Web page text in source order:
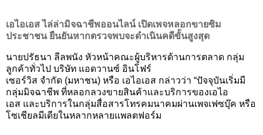
เอไอเอส ไล่ล่ามิจฉาชีพออนไลน์ เปิดเพจหลอกขายซิม
ประชาชน ยืนยันหากตรวจพบจะดำเนินคดีขั้นสูงสุด
นายปรัธนา ลีลพนัง หัวหน้าคณะผู้บริหารด้านการตลาด กลุ่ม
ลูกค้าทั่วไป บริษัท แอดวานซ์ อินโฟร์
เซอร์วิส จำกัด (มหาชน) หรือ เอไอเอส กล่าวว่า “ปัจจุบันเริ่มมี
กลุ่มมิจฉาชีพ ที่หลอกลวงขายสินค้าและบริการของเอไอ
เอส และบริการในกลุ่มสื่อสารโทรคมนาคมผ่านเพจเฟซบุ๊ค หรือ
โซเชียลมีเดียในหลากหลายแพลตฟอร์ม